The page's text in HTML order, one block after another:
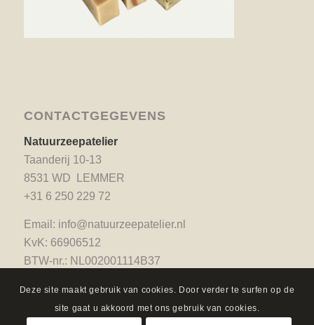
CONTACTGEGEVENS
Natuurzeepatelier
Taanderij 10-13
8531 WD LEMMER
+31 6 250 229 72
Email: info@natuurzeepatelier.nl
KvK: 66906512
BTW-nr.: NL002001114B37
Deze site maakt gebruik van cookies. Door verder te surfen op de
site gaat u akkoord met ons gebruik van cookies.